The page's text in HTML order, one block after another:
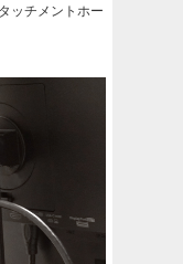
ッチメントホー